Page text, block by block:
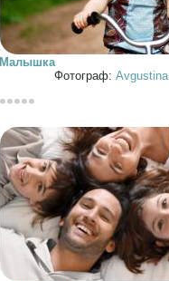
Малышка
Фотограф: Avgustina